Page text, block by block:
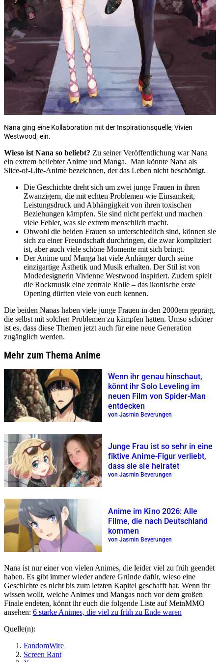
Nana ging eine Kollaboration mit der Inspirationsquelle, Vivien
Westwood, ein.
Wieso ist Nana so beliebt? Zu seiner Veröffentlichung war Nana
ein extrem beliebter Anime und Manga. Man könnte Nana als
Slice-of-Life-Anime bezeichnen, der das Leben nicht beschönigt.
Die Geschichte dreht sich um zwei junge Frauen in ihren
Zwanzigern, die mit echten Problemen wie Einsamkeit,
Leistungsdruck und Abhängigkeit von ihren toxischen
Beziehungen kämpfen. Sie sind nicht perfekt und machen
viele Fehler, was sie extrem menschlich macht.
Obwohl die beiden Frauen so unterschiedlich sind, können sie
sich zu einer Freundschaft durchringen, die zwar kompliziert
ist, aber auch viele schöne Momente mit sich bringt.
Der Anime und Manga hat viele Anhänger durch seine
einzigartige Ästhetik und Musik erhalten. Der Stil ist von
Modedesignerin Vivienne Westwood inspiriert. Zudem spielt
die Rockmusik eine zentrale Rolle – das ikonische erste
Opening dürften viele von euch kennen.
Die beiden Nanas haben viele junge Frauen in den 2000ern geprägt,
die selbst mit solchen Problemen zu kämpfen hatten. Umso schöner
ist es, dass diese Themen jetzt auch für eine neue Generation
zugänglich werden.
Mehr zum Thema Anime
Wenn ihr genau hinschaut,
könnt ihr Solo Leveling im
neuen Film von Spider-Man
entdecken
von Jasmin Beverungen
Junge Frau ist so sehr in eine
fiktive Anime-Figur verliebt,
dass sie sie heiratet
von Jasmin Beverungen
Anime im Kino 2026: Alle
Filme, die nach Deutschland
kommen
von Jasmin Beverungen
Nana ist nur einer von vielen Animes, die leider viel zu früh geendet
haben. Es gibt immer wieder andere Gründe dafür, wieso eine
Geschichte es nicht bis zum letzten Kapitel geschafft hat. Wenn ihr
wissen wollt, welche Animes und Mangas noch vor dem großen
Finale endeten, könnt ihr euch die folgende Liste auf MeinMMO
ansehen: 6 starke Animes, die viel zu früh zu Ende waren
Quelle(n):
FandomWire
Screen Rant